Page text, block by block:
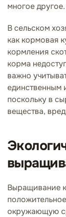
многое другое.
В сельском
как кормовая
кормления
корма
важно
единственным
поскольку в
вещества,
Выращивание
окружающую